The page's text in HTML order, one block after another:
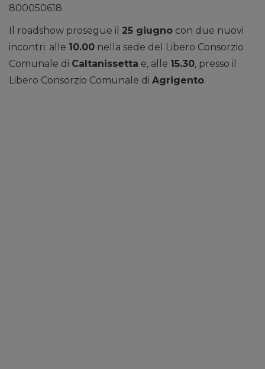
800050618.
Il roadshow prosegue il 25 giugno con due nuovi
incontri: alle 10.00 nella sede del Libero Consorzio
Comunale di Caltanissetta e, alle 15.30, presso il
Libero Consorzio Comunale di Agrigento.